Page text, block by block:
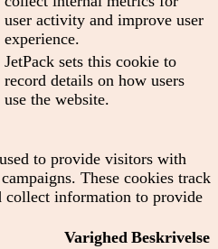
user activity and improve user
experience.
JetPack sets this cookie to
record details on how users
use the website.
to provide visitors with
These cookies track
collect information to provide
Varighed Beskrivelse